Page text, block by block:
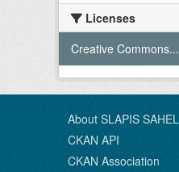
Licenses
Creative Commons...
About SLAPIS SAHEL
CKAN API
CKAN Association